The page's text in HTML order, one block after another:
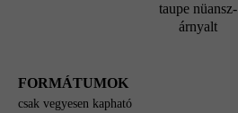
taupe nüansz-
árnyalt
FORMÁTUMOK
csak vegyesen kapható